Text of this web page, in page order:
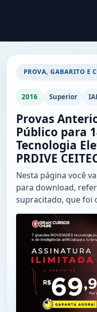
PROVA, GABARITO E
2016 Superior
Provas
Público para
Tecnologia
PRDIVE
Nesta página você
para download,
supracitado, que foi